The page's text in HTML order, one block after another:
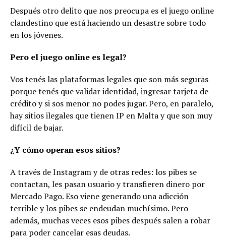
Después otro delito que nos preocupa es el juego online
clandestino que está haciendo un desastre sobre todo
en los jóvenes.
Pero el juego online es legal?
Vos tenés las plataformas legales que son más seguras
porque tenés que validar identidad, ingresar tarjeta de
crédito y si sos menor no podes jugar. Pero, en paralelo,
hay sitios ilegales que tienen IP en Malta y que son muy
difícil de bajar.
¿Y cómo operan esos sitios?
A través de Instagram y de otras redes: los pibes se
contactan, les pasan usuario y transfieren dinero por
Mercado Pago. Eso viene generando una adicción
terrible y los pibes se endeudan muchísimo. Pero
además, muchas veces esos pibes después salen a robar
para poder cancelar esas deudas.